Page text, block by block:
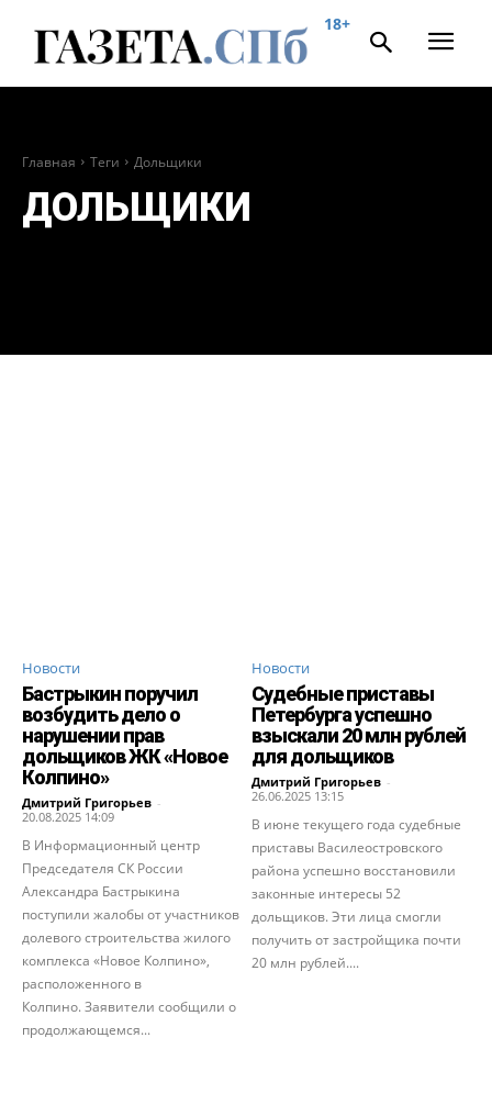
18+
Главная Теги Дольщики
ДОЛЬЩИКИ
Новости
Бастрыкин поручил
возбудить дело о
нарушении прав
дольщиков ЖК «Новое
Колпино»
Дмитрий Григорьев -
20.08.2025 14:09
В Информационный центр
Председателя СК России
Александра Бастрыкина
поступили жалобы от участников
долевого строительства жилого
комплекса «Новое Колпино»,
расположенного в
Колпино. Заявители сообщили о
продолжающемся...
Новости
Судебные приставы
Петербурга успешно
взыскали 20 млн рублей
для дольщиков
Дмитрий Григорьев -
26.06.2025 13:15
В июне текущего года судебные
приставы Василеостровского
района успешно восстановили
законные интересы 52
дольщиков. Эти лица смогли
получить от застройщика почти
20 млн рублей....